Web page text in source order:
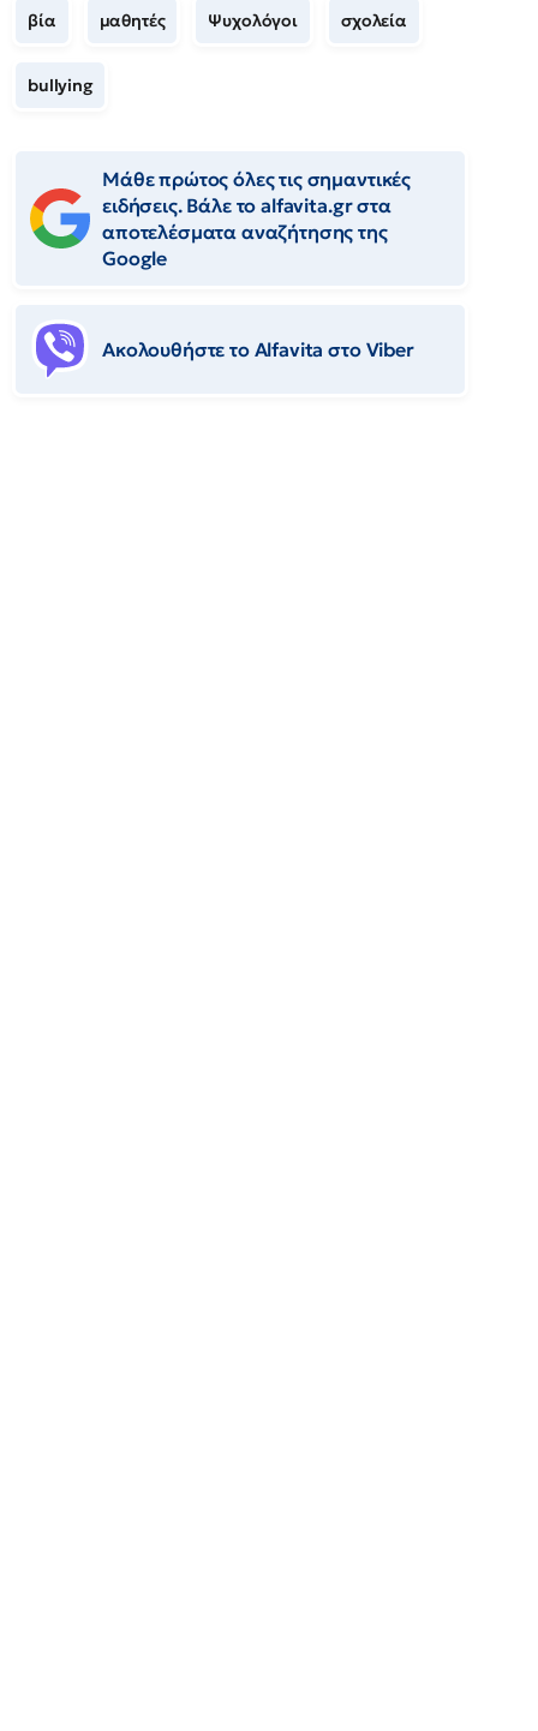
βία μαθητές Ψυχολόγοι σχολεία
bullying
Μάθε πρώτος όλες τις σημαντικές
ειδήσεις. Βάλε το alfavita.gr στα
αποτελέσματα αναζήτησης της
Google
Ακολουθήστε το Αlfavita στο Viber